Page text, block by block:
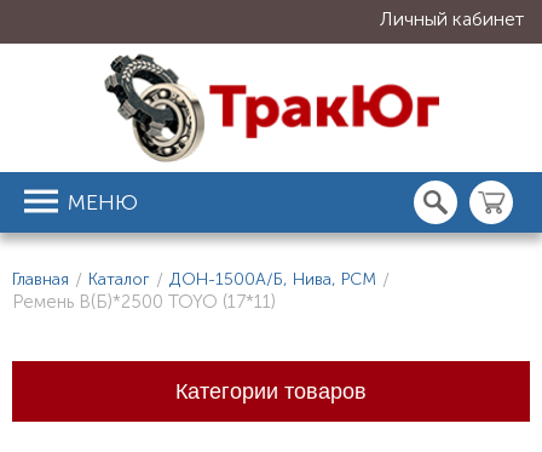
Личный кабинет
МЕНЮ
Главная / Каталог / ДОН-1500А/Б, Нива, РСМ /
Ремень В(Б)*2500 TOYO (17*11)
Категории товаров